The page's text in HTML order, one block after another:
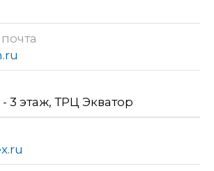
3 этаж, ТРЦ Экватор